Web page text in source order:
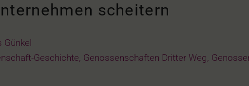
scheitern
Günkel
Geschichte, Genossenschaften Dritter Weg,